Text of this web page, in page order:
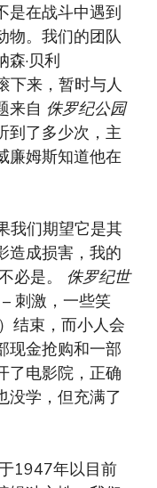
是在战斗中遇到
物。我们的团队
·贝利
下来，暂时与人
来自 侏罗纪公园
到了多少次，主
廉姆斯知道他在
我们期望它是其
造成损害，我的
必是。 侏罗纪世
刺激，一些笑
结束，而小人会
现金抢购和一部
了电影院，正确
没学，但充满了
1947年以目前